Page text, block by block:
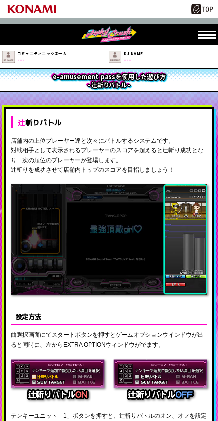
コミュニティニックネーム
---
DJ NAME
---
e-amusement passを使用した遊び方
- 辻斬りバトル -
辻斬りバトル
店舗内の上位プレーヤー達と次々にバトルするシステムです。
対戦相手として表示されるプレーヤーのスコアを超えると辻斬り成功とな
り、次の順位のプレーヤーが登場します。
辻斬りを成功させて店舗内トップのスコアを目指しましょう！
設定方法
曲選択画面にてスタートボタンを押すとゲームオプションウインドウが出
ると同時に、左からEXTRA OPTIONウィンドウがでます。
テンキーユニット「1」ボタンを押すと、辻斬りバトルのオン、オフを設定